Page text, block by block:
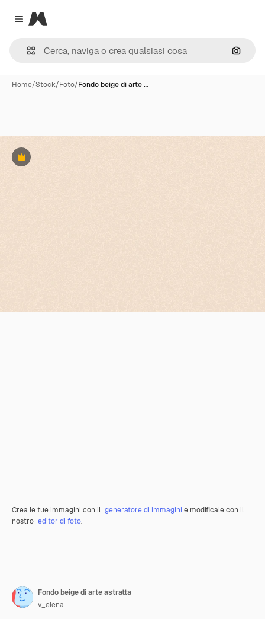
Close menu
Magnific
Cerca
Home/Stock/Foto/Fondo beige di arte …
Premium
Crea le tue immagini con il generatore di immagini e modificale con il
nostro editor di foto.
Fondo beige di arte astratta
v_elena